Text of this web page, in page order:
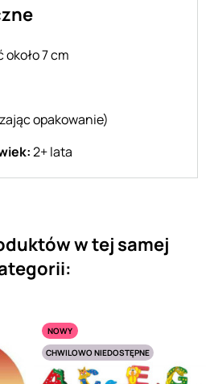
około 7 cm
opakowanie)
2+ lata
w tej samej
NOWY
CHWILOWO NIEDOSTĘPNE